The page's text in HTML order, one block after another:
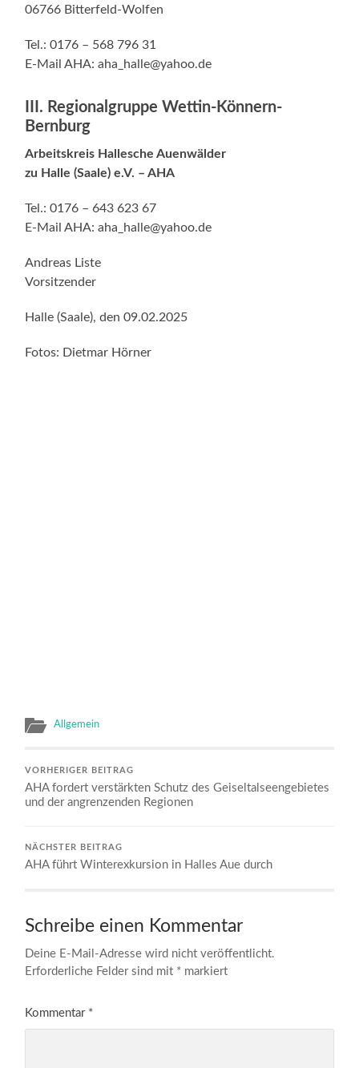
06766 Bitterfeld-Wolfen
Tel.: 0176 – 568 796 31
E-Mail AHA: aha_halle@yahoo.de
III. Regionalgruppe Wettin-Könnern-
Bernburg
Arbeitskreis Hallesche Auenwälder
zu Halle (Saale) e.V. – AHA
Tel.: 0176 – 643 623 67
E-Mail AHA: aha_halle@yahoo.de
Andreas Liste
Vorsitzender
Halle (Saale), den 09.02.2025
Fotos: Dietmar Hörner
Allgemein
VORHERIGER BEITRAG
AHA fordert verstärkten Schutz des Geiseltalseengebietes
und der angrenzenden Regionen
NÄCHSTER BEITRAG
AHA führt Winterexkursion in Halles Aue durch
Schreibe einen Kommentar
Deine E-Mail-Adresse wird nicht veröffentlicht.
Erforderliche Felder sind mit * markiert
Kommentar *